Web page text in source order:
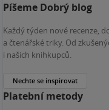
Píšeme Dobrý blog
Každý týden nové recenze,
a čtenářské triky. Od
i našich knihkupců.
Nechte se inspirovat
Platební metody